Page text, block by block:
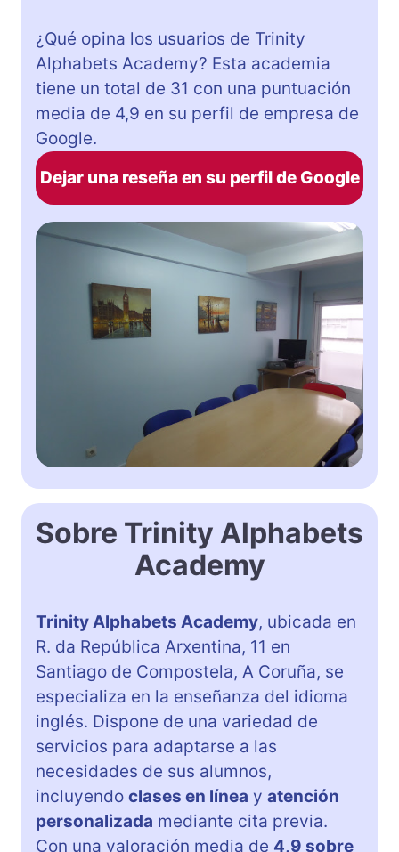
¿Qué opina los usuarios de Trinity
Alphabets Academy? Esta academia
tiene un total de 31 con una puntuación
media de 4,9 en su perfil de empresa de
Google.
Dejar una reseña en su perfil de Google
Sobre Trinity Alphabets
Academy
Trinity Alphabets Academy, ubicada en
R. da República Arxentina, 11 en
Santiago de Compostela, A Coruña, se
especializa en la enseñanza del idioma
inglés. Dispone de una variedad de
servicios para adaptarse a las
necesidades de sus alumnos,
incluyendo clases en línea y atención
personalizada mediante cita previa.
Con una valoración media de 4,9 sobre